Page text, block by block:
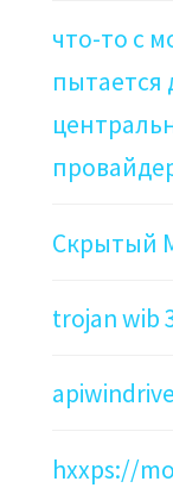
что-то с
пытается
Скрытый
trojan wib
hxxps://